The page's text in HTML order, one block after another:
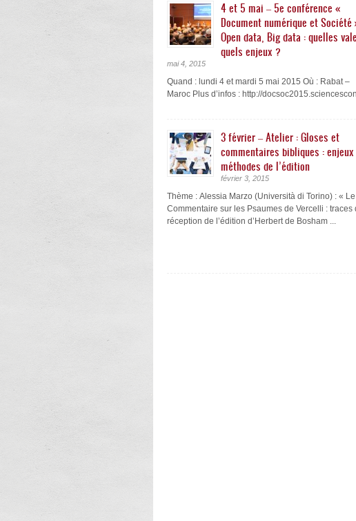
4 et 5 mai – 5e conférence «
Document numérique et Société
Open data, Big data : quelles
quels enjeux ?
mai 4, 2015
Quand : lundi 4 et mardi 5 mai 2015 Où : Rabat –
Maroc Plus d’infos : http://
3 février – Atelier : Gloses et
commentaires bibliques :
méthodes de l’édition
février 3, 2015
Thème : Alessia Marzo (Università di Torino) : « Le
Commentaire sur les Psaumes de Vercelli : traces
réception de l’édition d’Herbert de Bosham ...